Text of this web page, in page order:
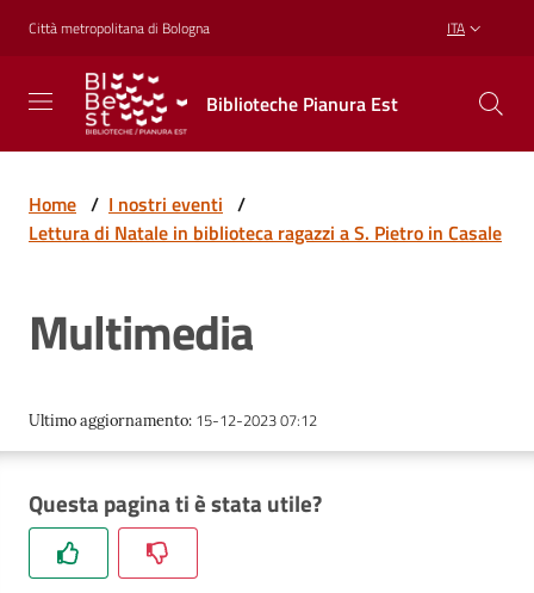
Vai al contenuto
Vai alla navigazione
Vai al footer
Città metropolitana di Bologna ITA
Biblioteche Pianura Est
Biblioteche
Pianura
Est
CREARE,
RICREARSI
Biblioteche
Cosa
Trova
libri
Home / I nostri eventi /
Lettura di Natale in biblioteca ragazzi a S. Pietro in Casale
Multimedia
Ultimo aggiornamento: 15-12-2023 07:12
Questa pagina ti è stata utile?